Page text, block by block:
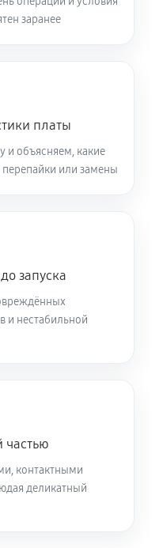
заранее
платы
и объясняем, какие
перепайки или замены
запуска
и нестабильной
частью
контактными
деликатный